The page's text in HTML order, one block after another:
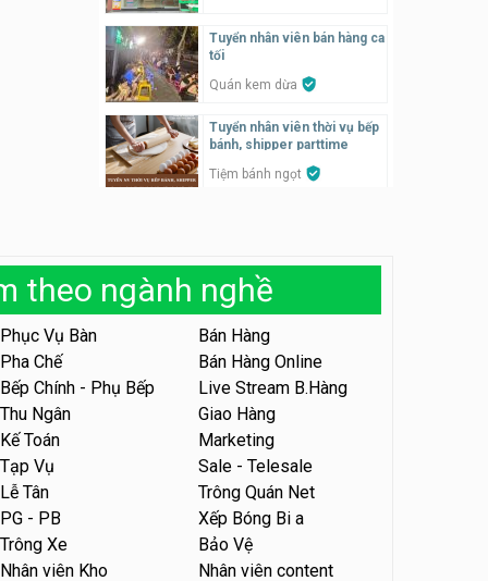
Tuyển nhân viên tư vấn bán
hàng tiệm bánh ngọt
Tiệm bánh ngọt
Tuyển nhân viên pha chế,
SNACK BAR NHẬT
Nhà hàng Phố Men Chill
Tuyển nhân viên đóng gói
parttime
Shop online
Tuyển nhân viên phục vụ
bàn, phụ bếp
MEEAWN TOWN x Chim quay
Tuyển nhân viên phục vụ
bàn parttime
Quán ăn, Cafe
Tuyển nhân viên bán hàng ca
tối
Quán kem dừa
Tuyển nhân viên thời vụ bếp
bánh, shipper parttime
Tiệm bánh ngọt
Công ty MITA
Tuyển nhân viên đóng gói
partime, fulltime
Shop online
Tuyển nhân viên phục vụ
khu vui chơi parttime linh
động
Khu vui chơi May Town
Tuyển nhân viên tư vấn bán
hàng shop mỹ phẩm
Shop mỹ phẩm
theo ngành nghề
Phục Vụ Bàn
Bán Hàng
Pha Chế
Bán Hàng Online
Bếp Chính - Phụ Bếp
Live Stream B.Hàng
Thu Ngân
Giao Hàng
Kế Toán
Marketing
Tạp Vụ
Sale - Telesale
Lễ Tân
Trông Quán Net
PG - PB
Xếp Bóng Bi a
Trông Xe
Bảo Vệ
Nhân viên Kho Nhân viên content